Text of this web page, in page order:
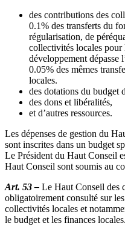
des contributions des
0.1% des transferts du
régularisation, de
collectivités locales
développement dépasse
0.05% des mêmes
locales.
des dotations du budget
des dons et libéralités,
et d’autres ressources.
Les dépenses de gestion du
sont inscrites dans un budget
Le Président du Haut Conseil
Haut Conseil sont soumis au
Art. 53 – Le Haut Conseil des
obligatoirement consulté sur
collectivités locales et
le budget et les finances locales.